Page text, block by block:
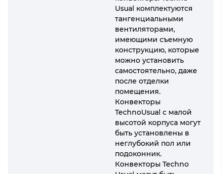
Usual комплектуются
тангенциальными
вентиляторами,
имеющими съемную
конструкцию, которые
можно установить
самостоятельно, даже
после отделки
помещения.
Конвекторы
TechnoUsual с малой
высотой корпуса могут
быть установлены в
неглубокий пол или
подоконник.
Конвекторы Techno